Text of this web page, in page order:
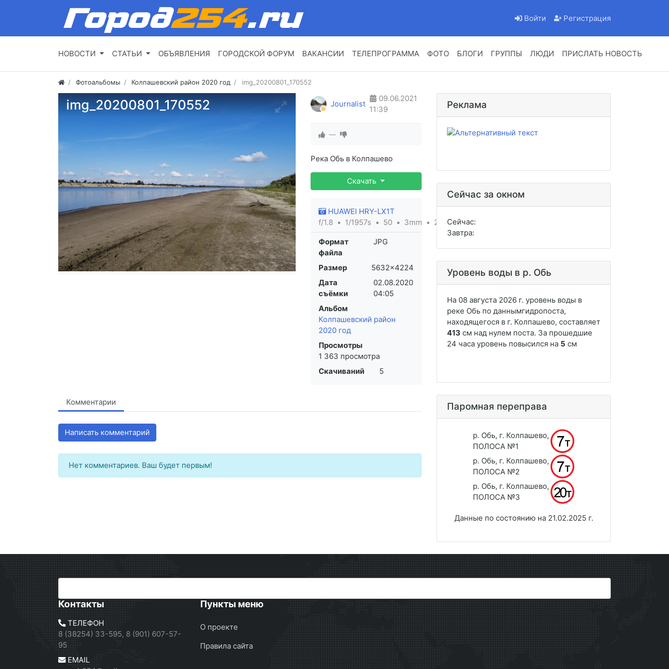
Войти Регистрация
НОВОСТИ СТАТЬИ ОБЪЯВЛЕНИЯ ГОРОДСКОЙ ФОРУМ ВАКАНСИИ ТЕЛЕПРОГРАММА ФОТО БЛОГИ ГРУППЫ ЛЮДИ ПРИСЛАТЬ НОВОСТЬ
Фотоальбомы Колпашевский район 2020 год img_20200801_170552
img_20200801_170552 Journalist
09.06.2021
11:39
—
Река Обь в Колпашево
Скачать
HUAWEI HRY-LX1T
f/1.8
1/1957s 50 3mm 26mm
Формат
файла
JPG
Размер
5632×4224
Дата
съёмки
02.08.2020
04:05
Альбом
Колпашевский район
2020 год
Просмотры
1 363 просмотра
Скачиваний
5
Комментарии
Написать комментарий
Нет комментариев. Ваш будет первым!
Реклама
Сейчас за окном
Сейчас:
Завтра:
Уровень воды в р. Обь
Паромная переправа
р. Обь, г. Колпашево,
ПОЛОСА №1
р. Обь, г. Колпашево,
ПОЛОСА №2
р. Обь, г. Колпашево,
ПОЛОСА №3
Данные по состоянию на 21.02.2025 г.
Контакты
ТЕЛЕФОН
8 (38254) 33-595, 8 (901) 607-57-
95
EMAIL
Пункты меню
О проекте
Правила сайта